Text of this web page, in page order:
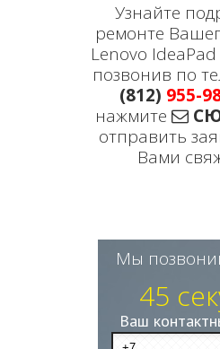
Узнайте
ремонте
Lenovo
позвонив по
(812) 955-
нажмите
отправить
Вами
Мы
45
Ваш